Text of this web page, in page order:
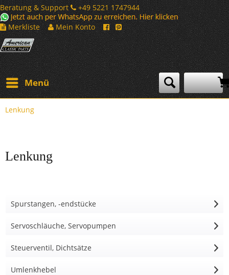
Beratung & Support
+49 5221 1747944
Merkliste
Mein Konto
Menü
Lenkung
Lenkung
Spurstangen, -endstücke
Servoschläuche, Servopumpen
Steuerventil, Dichtsätze
Umlenkhebel